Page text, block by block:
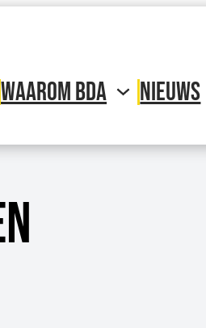
WAAROM BDA NIEUWS